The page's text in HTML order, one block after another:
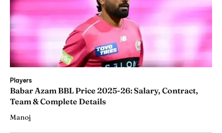
Players
Babar Azam BBL Price 2025-26: Salary, Contract,
Team & Complete Details
Manoj